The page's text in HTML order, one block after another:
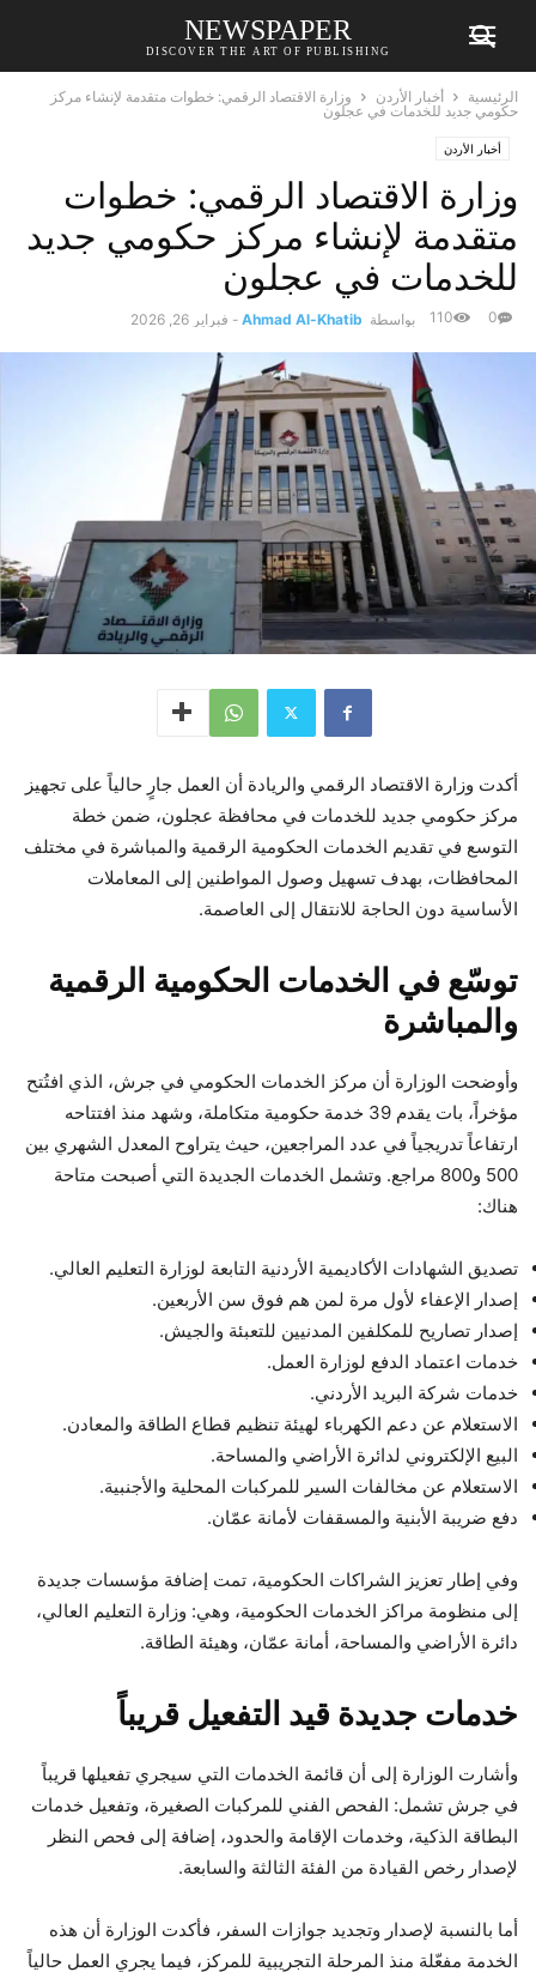
NEWSPAPER
DISCOVER THE ART OF PUBLISHING
الرئيسية أخبار الأردن
وزارة الاقتصاد الرقمي: خطوات متقدمة لإنشاء مركز
حكومي جديد للخدمات في عجلون
أخبار الأردن
وزارة الاقتصاد الرقمي: خطوات
متقدمة لإنشاء مركز حكومي جديد
للخدمات في عجلون
بواسطة Ahmad Al-Khatib
- فبراير 26, 2026 0
110
أكدت وزارة الاقتصاد الرقمي والريادة أن العمل جارٍ حالياً على تجهيز
مركز حكومي جديد للخدمات في محافظة عجلون، ضمن خطة
التوسع في تقديم الخدمات الحكومية الرقمية والمباشرة في مختلف
المحافظات، بهدف تسهيل وصول المواطنين إلى المعاملات
الأساسية دون الحاجة للانتقال إلى العاصمة.
توسّع في الخدمات الحكومية الرقمية
والمباشرة
وأوضحت الوزارة أن مركز الخدمات الحكومي في جرش، الذي افتُتح
مؤخراً، بات يقدم 39 خدمة حكومية متكاملة، وشهد منذ افتتاحه
ارتفاعاً تدريجياً في عدد المراجعين، حيث يتراوح المعدل الشهري بين
500 و800 مراجع. وتشمل الخدمات الجديدة التي أصبحت متاحة
هناك:
تصديق الشهادات الأكاديمية الأردنية التابعة لوزارة التعليم العالي.
إصدار الإعفاء لأول مرة لمن هم فوق سن الأربعين.
إصدار تصاريح للمكلفين المدنيين للتعبئة والجيش.
خدمات اعتماد الدفع لوزارة العمل.
خدمات شركة البريد الأردني.
الاستعلام عن دعم الكهرباء لهيئة تنظيم قطاع الطاقة والمعادن.
البيع الإلكتروني لدائرة الأراضي والمساحة.
الاستعلام عن مخالفات السير للمركبات المحلية والأجنبية.
دفع ضريبة الأبنية والمسقفات لأمانة عمّان.
وفي إطار تعزيز الشراكات الحكومية، تمت إضافة مؤسسات جديدة
إلى منظومة مراكز الخدمات الحكومية، وهي: وزارة التعليم العالي،
دائرة الأراضي والمساحة، أمانة عمّان، وهيئة الطاقة.
خدمات جديدة قيد التفعيل قريباً
وأشارت الوزارة إلى أن قائمة الخدمات التي سيجري تفعيلها قريباً
في جرش تشمل: الفحص الفني للمركبات الصغيرة، وتفعيل خدمات
البطاقة الذكية، وخدمات الإقامة والحدود، إضافة إلى فحص النظر
لإصدار رخص القيادة من الفئة الثالثة والسابعة.
أما بالنسبة لإصدار وتجديد جوازات السفر، فأكدت الوزارة أن هذه
الخدمة مفعّلة منذ المرحلة التجريبية للمركز، فيما يجري العمل حالياً